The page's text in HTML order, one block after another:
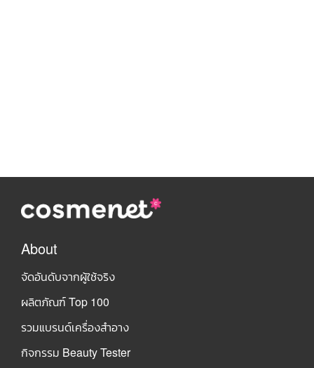
About
จัดอันดับจากผู้ใช้จริง
ผลิตภัณฑ์ Top 100
รวมแบรนด์เครื่องสำอาง
กิจกรรม Beauty Tester